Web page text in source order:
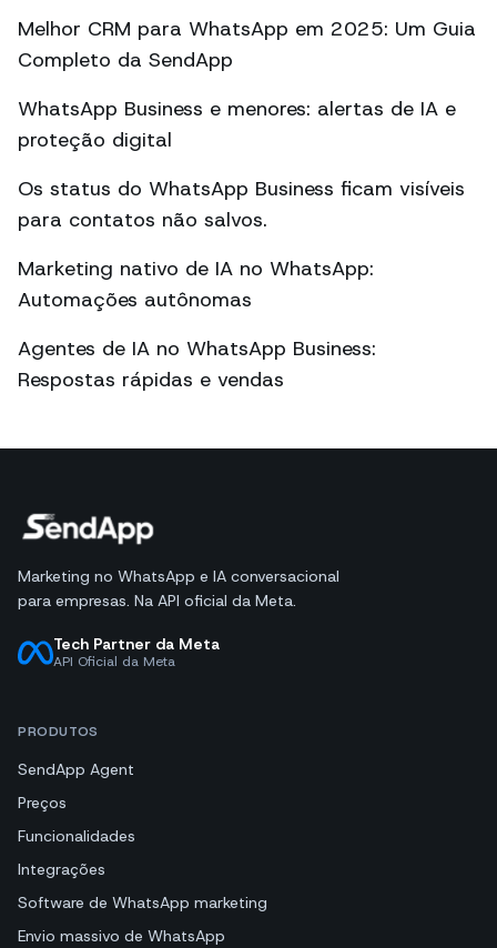
Melhor CRM para WhatsApp em 2025: Um Guia
Completo da SendApp
WhatsApp Business e menores: alertas de IA e
proteção digital
Os status do WhatsApp Business ficam visíveis
para contatos não salvos.
Marketing nativo de IA no WhatsApp:
Automações autônomas
Agentes de IA no WhatsApp Business:
Respostas rápidas e vendas
Marketing no WhatsApp e IA conversacional
para empresas. Na API oficial da Meta.
Tech Partner da Meta
API Oficial da Meta
PRODUTOS
SendApp Agent
Preços
Funcionalidades
Integrações
Software de WhatsApp marketing
Envio massivo de WhatsApp